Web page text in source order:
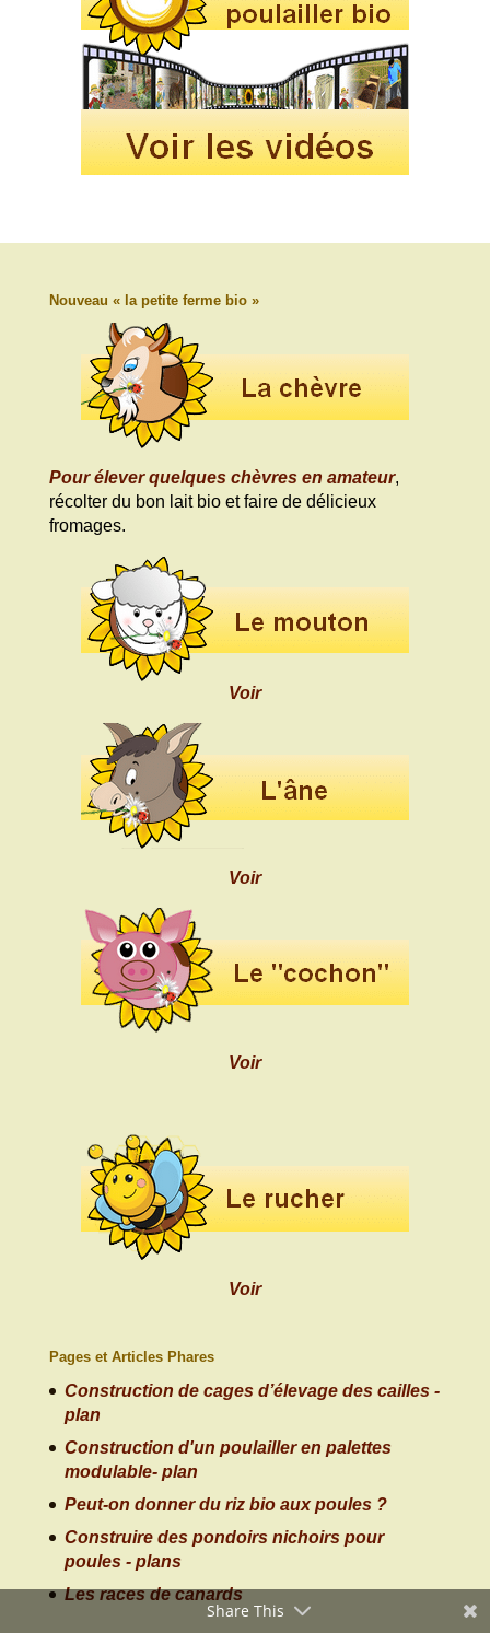
Nouveau « la petite ferme bio »
Pour élever quelques chèvres en amateur,
récolter du bon lait bio et faire de délicieux
fromages.
Voir
Voir
Voir
Voir
Pages et Articles Phares
Construction de cages d’élevage des cailles -
plan
Construction d'un poulailler en palettes
modulable- plan
Peut-on donner du riz bio aux poules ?
Construire des pondoirs nichoirs pour
poules - plans
Les races de canards
Share This